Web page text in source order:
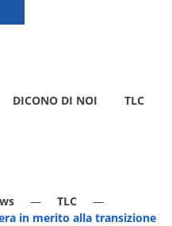
DICONO DI NOI TLC
TLC
in merito alla transizione